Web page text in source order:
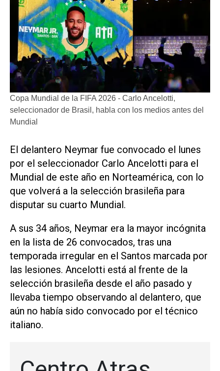
Copa Mundial de la FIFA 2026 - Carlo Ancelotti,
seleccionador de Brasil, habla con los medios antes del
Mundial
El delantero Neymar fue convocado el lunes
por el seleccionador Carlo Ancelotti para el
Mundial de este año en Norteamérica, con lo
‌que volverá a la selección ‌brasileña para
disputar su cuarto Mundial.
A sus 34 años, Neymar era la mayor incógnita
en la lista de 26 convocados, tras una
temporada irregular en el Santos marcada por
las lesiones. Ancelotti está al frente de la
selección brasileña desde el año pasado y
llevaba tiempo observando al delantero, que
aún no había sido convocado por el técnico
italiano.